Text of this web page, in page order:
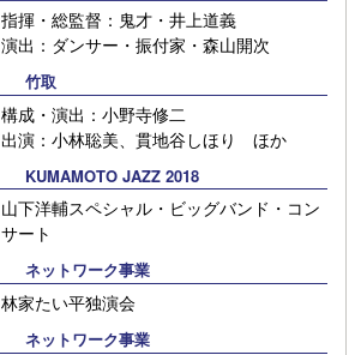
指揮・総監督：鬼才・井上道義
演出：ダンサー・振付家・森山開次
竹取
構成・演出：小野寺修二
出演：小林聡美、貫地谷しほり ほか
KUMAMOTO JAZZ 2018
山下洋輔スペシャル・ビッグバンド・コン
サート
ネットワーク事業
林家たい平独演会
ネットワーク事業